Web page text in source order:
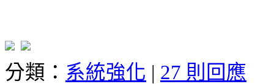
分類： 系統強化 | 27 則回應